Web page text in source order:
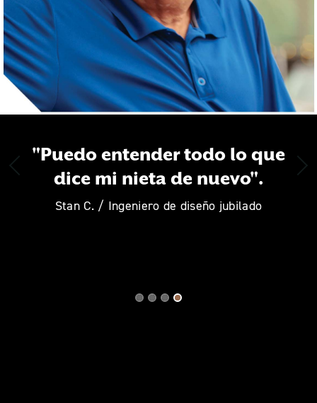
"Puedo entender todo lo que
dice mi nieta de nuevo".
Stan C. / Ingeniero de diseño jubilado
Previous